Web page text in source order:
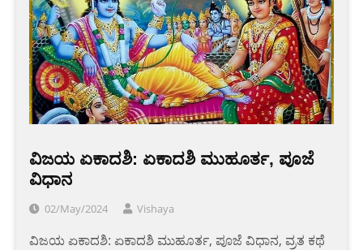
ವಿಜಯ ಏಕಾದಶಿ: ಏಕಾದಶಿ ಮುಹೂರ್ತ, ಪೂಜೆ
ವಿಧಾನ
02/May/2024 Vishaya
ವಿಜಯ ಏಕಾದಶಿ: ಏಕಾದಶಿ ಮುಹೂರ್ತ, ಪೂಜೆ ವಿಧಾನ, ವ್ರತ ಕಥೆ